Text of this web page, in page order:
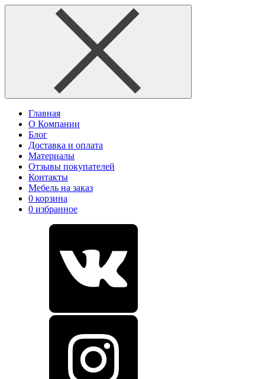
Главная
О Компании
Блог
Доставка и оплата
Материалы
Отзывы покупателей
Контакты
Мебель на заказ
0 корзина
0 избранное